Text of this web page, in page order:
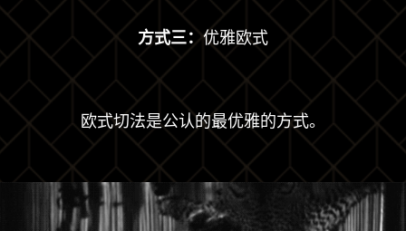
方式三：优雅欧式
欧式切法是公认的最优雅的方式。